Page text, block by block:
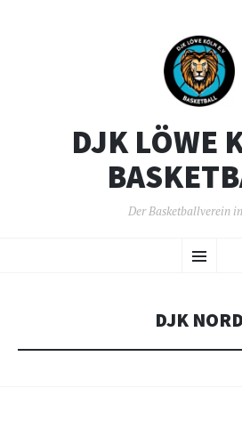
DJK LÖWE
Der Basketballverein
Menü
INHALT
DJK NORD